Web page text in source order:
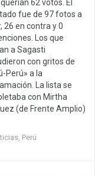
62 votos. El
fue de 97 fotos a
26 en contra y 0
Los que
a Sagasti
con gritos de
Perú» a la
La lista se
con Mirtha
(de Frente Amplio)
Perú